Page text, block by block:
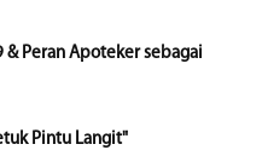
Peran Apoteker sebagai
Pintu Langit"